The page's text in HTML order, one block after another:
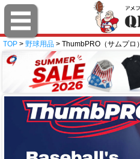
TOP > 野球用品 > ThumbPRO（サムプロ）